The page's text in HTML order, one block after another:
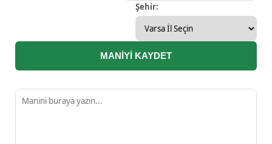
Şehir:
MANİYİ KAYDET